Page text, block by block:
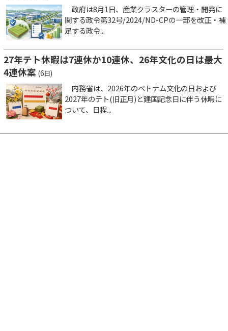
政府は8月1日、産業クラスターの管理・開発に
関する政令第32号/2024/ND-CPの一部を改正・補
足する政令...
27年テト休暇は7連休か10連休、26年文化の日は最大
4連休案 (6日)
内務省は、2026年のベトナム文化の日および
2027年のテト(旧正月)と建国記念日に伴う休暇に
ついて、日程...